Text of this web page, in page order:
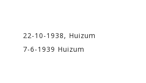
22-10-1938, Huizum
7-6-1939 Huizum